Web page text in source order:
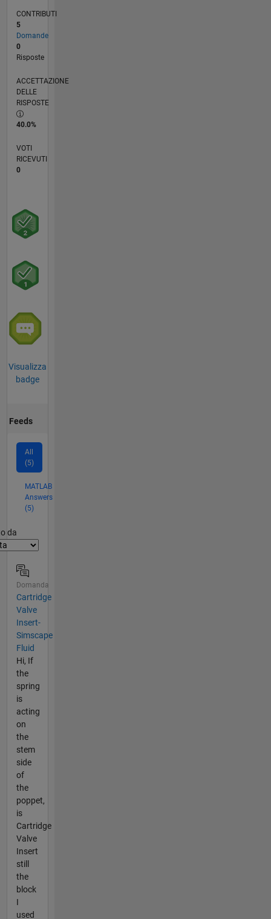
CONTRIBUTI
5
Domande
0
Risposte
ACCETTAZIONE
DELLE
RISPOSTE
40.0%
VOTI
RICEVUTI
0
Visualizza
badge
Feeds
All
(5)
MATLAB
Answers
(5)
da
Domanda
Cartridge
Valve
Insert-
Simscape
Fluid
Hi, If
the
spring
is
acting
on
the
stem
side
of
the
poppet,
is
Cartridge
Valve
Insert
still
the
block
I
used